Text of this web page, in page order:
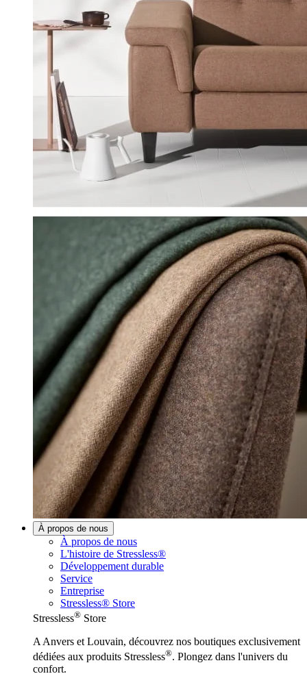
À propos de nous
À propos de nous
L'histoire de Stressless®
Développement durable
Service
Entreprise
Stressless® Store
Stressless® Store
A Anvers et Louvain, découvrez nos boutiques exclusivement
dédiées aux produits Stressless®. Plongez dans l'univers du
confort.